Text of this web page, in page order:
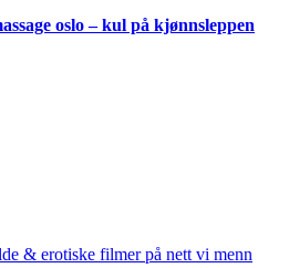
oslo – kul på kjønnsleppen
& erotiske filmer på nett vi menn